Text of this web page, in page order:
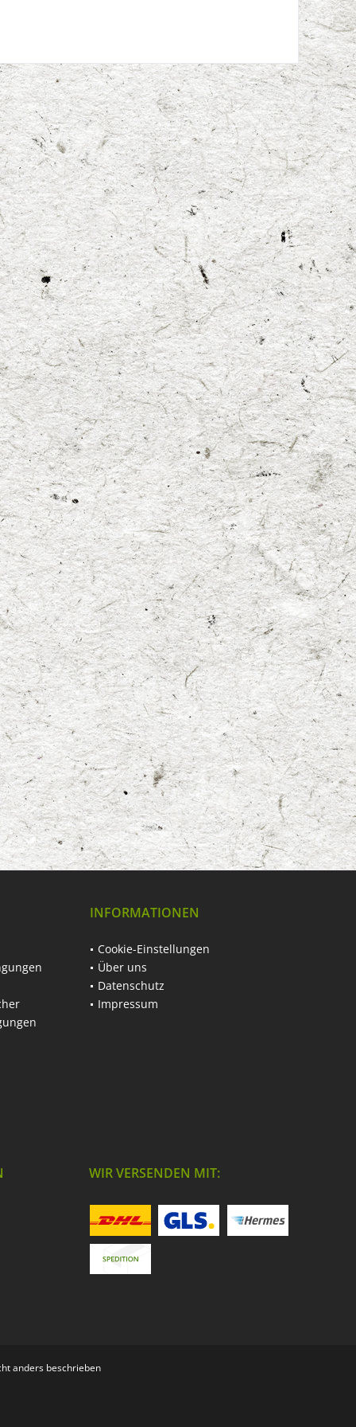
INFORMATIONEN
Cookie-Einstellungen
Über uns
Datenschutz
Impressum
WIR VERSENDEN MIT:
anders beschrieben